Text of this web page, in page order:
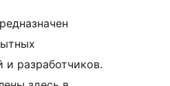
и разработчиков.